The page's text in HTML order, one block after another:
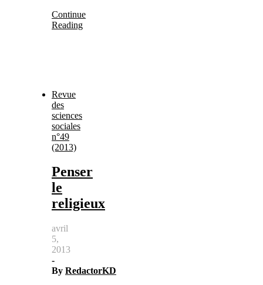
Continue
Reading
Revue
des
sciences
sociales
n°49
(2013)
Penser
le
religieux
avril
5,
2013
-
By RedactorKD